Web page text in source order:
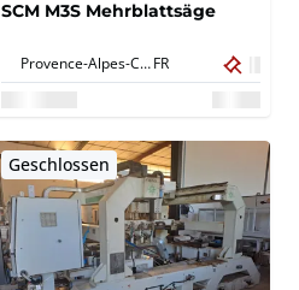
SCM M3S Mehrblattsäge
Provence-Alpes-Côte d'Azur,FR
Geschlossen